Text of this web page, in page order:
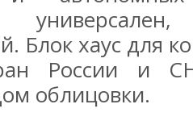
Блок хаус для
России и
облицовки.